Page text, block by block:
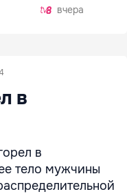
вчера
в
в
тело мужчины